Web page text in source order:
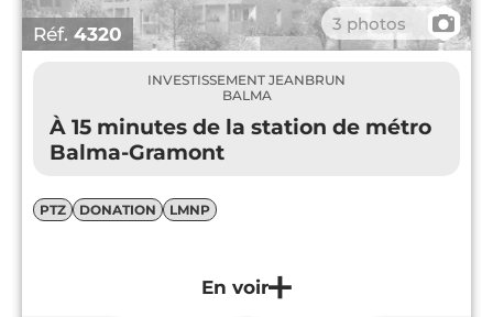
Réf. 4320 3 photos 📷
INVESTISSEMENT JEANBRUN
BALMA
À 15 minutes de la station de métro
Balma-Gramont
PTZ DONATION LMNP